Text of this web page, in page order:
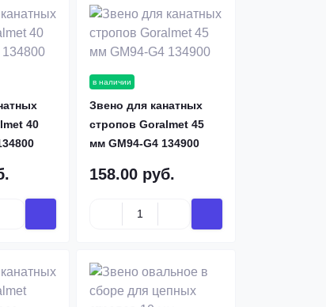
40
в наличии
Звено для канатных
стропов Goralmet 45
мм GM94-G4 134900
158.00 руб.